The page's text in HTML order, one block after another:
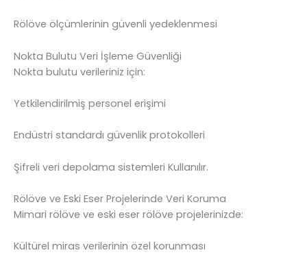
Rölöve ölçümlerinin güvenli yedeklenmesi
Nokta Bulutu Veri İşleme Güvenliği
Nokta bulutu verileriniz için:
Yetkilendirilmiş personel erişimi
Endüstri standardı güvenlik protokolleri
Şifreli veri depolama sistemleri Kullanılır.
Rölöve ve Eski Eser Projelerinde Veri Koruma
Mimari rölöve ve eski eser rölöve projelerinizde:
Kültürel miras verilerinin özel korunması